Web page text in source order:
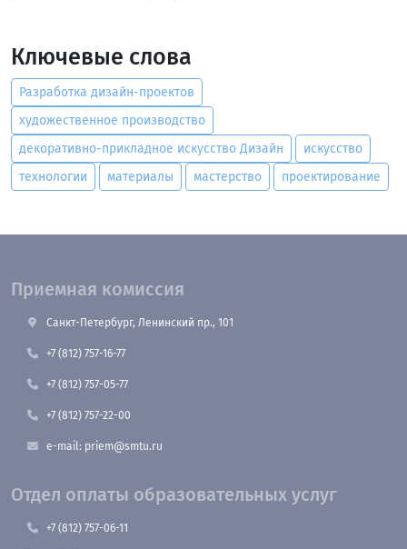
Ключевые слова
Разработка дизайн-проектов
художественное производство
декоративно-прикладное искусство Дизайн
искусство
технологии
материалы мастерство проектирование
Приемная комиссия
Санкт-Петербург, Ленинский пр., 101
+7 (812) 757-16-77
+7 (812) 757-05-77
+7 (812) 757-22-00
e-mail: priem@smtu.ru
Отдел оплаты образовательных услуг
+7 (812) 757-06-11